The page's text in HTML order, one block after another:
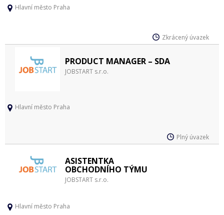
Hlavní město Praha
Zkrácený úvazek
PRODUCT MANAGER – SDA
JOBSTART s.r.o.
Hlavní město Praha
Plný úvazek
ASISTENTKA
OBCHODNÍHO TÝMU
JOBSTART s.r.o.
Hlavní město Praha